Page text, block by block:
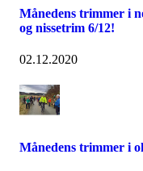
Månedens trimmer i
og nissetrim 6/12!
02.12.2020
Månedens trimmer i